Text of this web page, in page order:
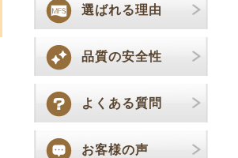
選ばれる理由
品質の安全性
よくある質問
お客様の声